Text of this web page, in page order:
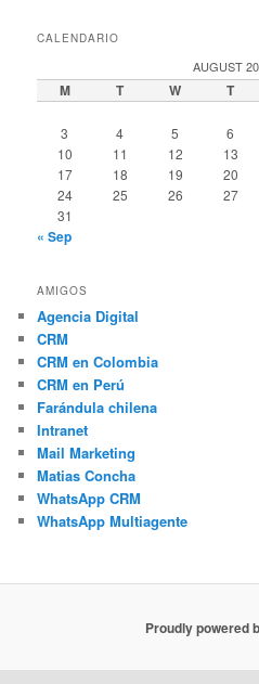
CALENDARIO
AUGUST
M T W T
3
4 5 6
10
11 12 13
17
18 19 20
24
25 26 27
31
« Sep
AMIGOS
Agencia Digital
CRM
CRM en Colombia
CRM en Perú
Farándula chilena
Intranet
Mail Marketing
Matias Concha
WhatsApp CRM
WhatsApp Multiagente
Proudly powered